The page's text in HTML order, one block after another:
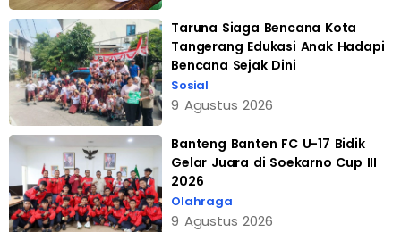
Taruna Siaga Bencana Kota
Tangerang Edukasi Anak Hadapi
Bencana Sejak Dini
Sosial
9 Agustus 2026
Banteng Banten FC U-17 Bidik
Gelar Juara di Soekarno Cup III
2026
Olahraga
9 Agustus 2026